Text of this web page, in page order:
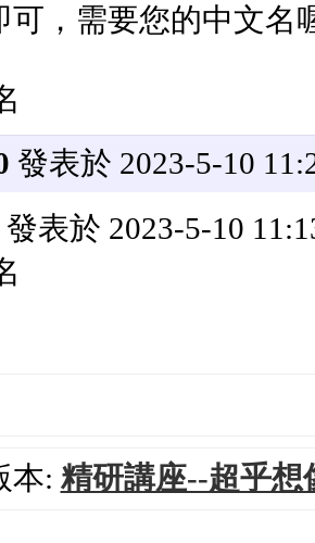
可，需要您的中文名
發表於 2023-5-10
表於 2023-5-10
本: 精研講座--超乎想